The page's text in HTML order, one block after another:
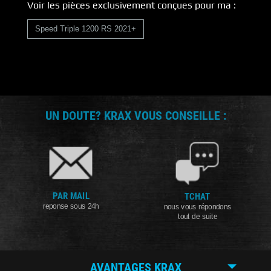
Voir les pièces exclusivement conçues pour ma :
Speed Triple 1200 RS 2021+
UN DOUTE? KRAX VOUS CONSEILLE :
PAR MAIL
reponse sous 24h
TCHAT
nous vous répondons
tout de suite
AVANTAGES KRAX